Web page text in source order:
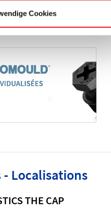
Cookies
- Localisations
THE CAP